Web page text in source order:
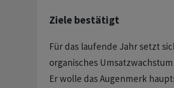
Ziele bestätigt
Für das laufende Jahr setzt
organisches
Er wolle das Augenmerk